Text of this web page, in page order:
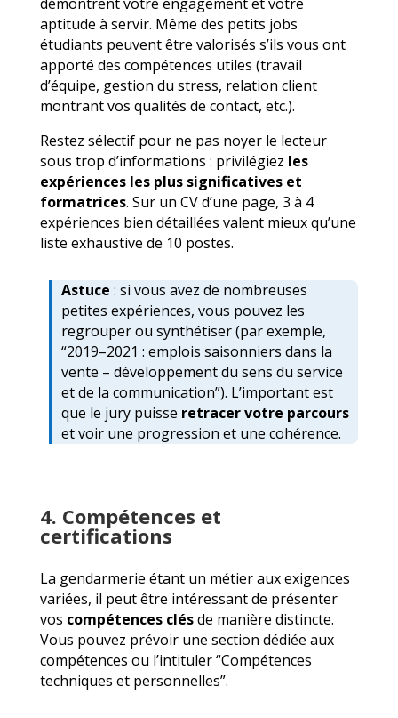
aptitude à servir. Même des petits jobs
étudiants peuvent être valorisés s’ils vous ont
apporté des compétences utiles (travail
d’équipe, gestion du stress, relation client
montrant vos qualités de contact, etc.).
Restez sélectif pour ne pas noyer le lecteur
sous trop d’informations : privilégiez les
expériences les plus significatives et
formatrices. Sur un CV d’une page, 3 à 4
expériences bien détaillées valent mieux qu’une
liste exhaustive de 10 postes.
Astuce : si vous avez de nombreuses
petites expériences, vous pouvez les
regrouper ou synthétiser (par exemple,
“2019–2021 : emplois saisonniers dans la
vente – développement du sens du service
et de la communication”). L’important est
que le jury puisse retracer votre parcours
et voir une progression et une cohérence.
4. Compétences et
certifications
La gendarmerie étant un métier aux exigences
variées, il peut être intéressant de présenter
vos compétences clésde manière distincte.
Vous pouvez prévoir une section dédiée aux
compétences ou l’intituler “Compétences
techniques et personnelles”.